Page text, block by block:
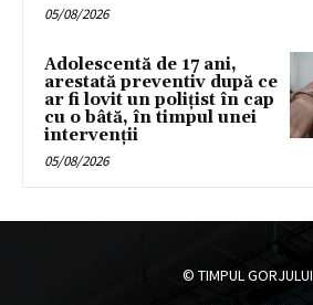
05/08/2026
Adolescentă de 17 ani,
arestată preventiv după ce
ar fi lovit un polițist în cap
cu o bâtă, în timpul unei
intervenții
05/08/2026
© TIMPUL GORJULUI